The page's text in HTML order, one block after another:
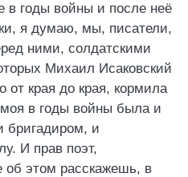
в годы войны и после неё
я думаю, мы, писатели,
ними, солдатскими
Михаил Исаковский
от края до края, кормила
в годы войны была и
бригадиром, и
И прав поэт,
об этом расскажешь, в